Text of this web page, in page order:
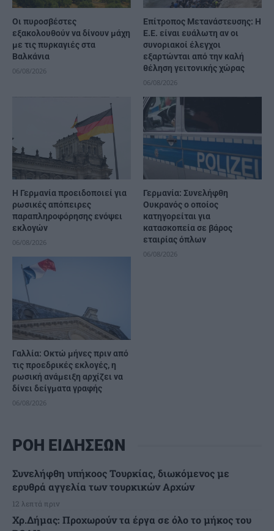
Οι πυροσβέστες
εξακολουθούν να δίνουν μάχη
με τις πυρκαγιές στα
Βαλκάνια
06/08/2026
Επίτροπος Μετανάστευσης: Η
Ε.Ε. είναι ευάλωτη αν οι
συνοριακοί έλεγχοι
εξαρτώνται από την καλή
θέληση γειτονικής χώρας
06/08/2026
Η Γερμανία προειδοποιεί για
ρωσικές απόπειρες
παραπληροφόρησης ενόψει
εκλογών
06/08/2026
Γερμανία: Συνελήφθη
Ουκρανός ο οποίος
κατηγορείται για
κατασκοπεία σε βάρος
εταιρίας όπλων
06/08/2026
Γαλλία: Οκτώ μήνες πριν από
τις προεδρικές εκλογές, η
ρωσική ανάμειξη αρχίζει να
δίνει δείγματα γραφής
06/08/2026
ΡΟΗ ΕΙΔΗΣΕΩΝ
Συνελήφθη υπήκοος Τουρκίας, διωκόμενος με
ερυθρά αγγελία των τουρκικών Αρχών
12 λεπτά πριν
Χρ.Δήμας: Προχωρούν τα έργα σε όλο το μήκος του